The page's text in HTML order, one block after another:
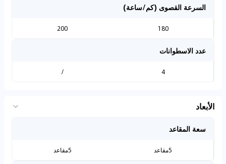
السرعة القصوى (كم/ساعة)
180
200
عدد الاسطوانات
4
/
الأبعاد
سعة المقاعد
5مقاعد 5مقاعد